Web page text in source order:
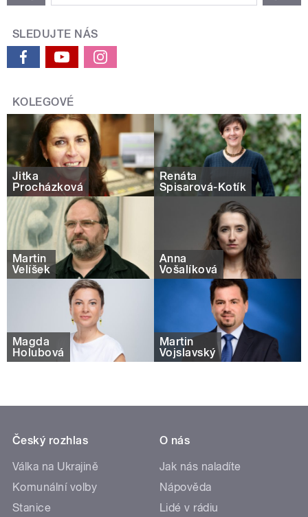
SLEDUJTE NÁS
KOLEGOVÉ
Jitka
Procházková
Renáta
Spisarová-Kotík
Martin
Velíšek
Anna
Vošalíková
Magda
Holubová
Martin
Vojslavský
Český rozhlas
Válka na Ukrajině
Komunální volby
Stanice
O nás
Jak nás naladíte
Nápověda
Lidé v rádiu